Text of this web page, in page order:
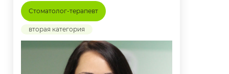
Стоматолог-терапевт
вторая категория